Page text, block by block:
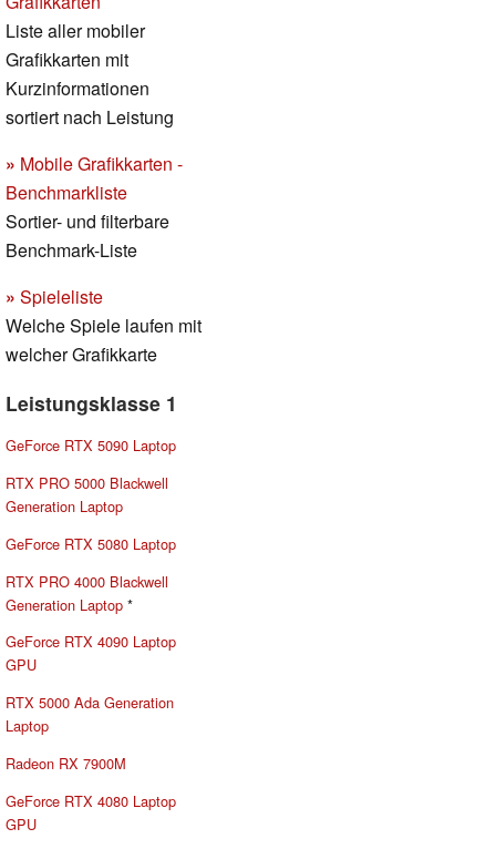
Liste aller mobiler
Grafikkarten mit
Kurzinformationen
sortiert nach Leistung
» Mobile Grafikkarten -
Benchmarkliste
Sortier- und filterbare
Benchmark-Liste
» Spieleliste
Welche Spiele laufen mit
welcher Grafikkarte
Leistungsklasse 1
GeForce RTX 5090 Laptop
RTX PRO 5000 Blackwell
Generation Laptop
GeForce RTX 5080 Laptop
RTX PRO 4000 Blackwell
Generation Laptop *
GeForce RTX 4090 Laptop
GPU
RTX 5000 Ada Generation
Laptop
Radeon RX 7900M
GeForce RTX 4080 Laptop
GPU